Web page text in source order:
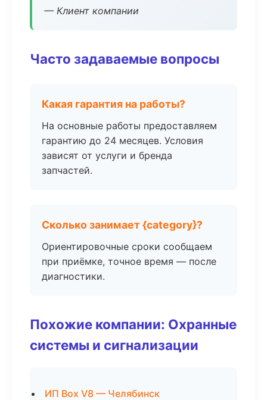
— Клиент компании
Часто задаваемые вопросы
Какая гарантия на работы?
На основные работы предоставляем
гарантию до 24 месяцев. Условия
зависят от услуги и бренда
запчастей.
Сколько занимает {category}?
Ориентировочные сроки сообщаем
при приёмке, точное время — после
диагностики.
Похожие компании: Охранные
системы и сигнализации
ИП Box V8 — Челябинск